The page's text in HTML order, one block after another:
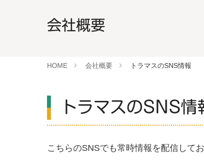
会社概要
HOME 会社概要 トラマスのSNS情報
トラマスのSNS情
こちらのSNSでも常時情報を配信してお